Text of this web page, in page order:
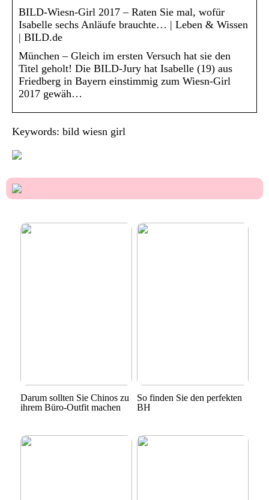
BILD-Wiesn-Girl 2017 – Raten Sie mal, wofür
Isabelle sechs Anläufe brauchte… | Leben & Wissen
| BILD.de
München – Gleich im ersten Versuch hat sie den
Titel geholt! Die BILD-Jury hat Isabelle (19) aus
Friedberg in Bayern einstimmig zum Wiesn-Girl
2017 gewäh…
Keywords: bild wiesn girl
Darum sollten Sie Chinos zu
ihrem Büro-Outfit machen
So finden Sie den perfekten
BH